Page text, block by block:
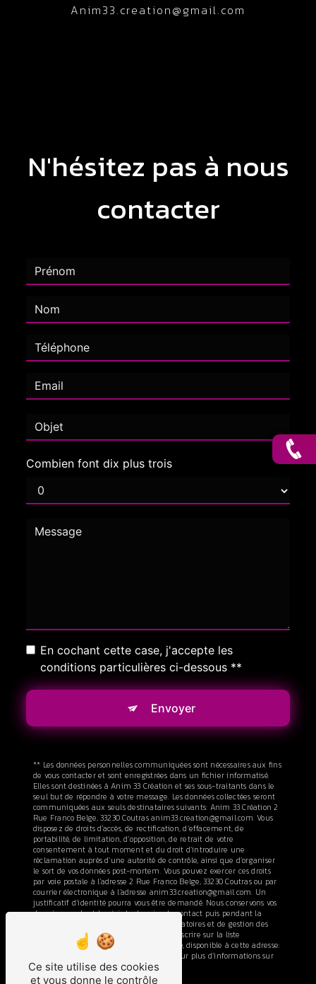
anim33.creation@gmail.com
N'hésitez pas à nous
contacter
Combien font dix plus trois
En cochant cette case, j'accepte les
conditions particulières ci-dessous **
Envoyer
** Les données personnelles communiquées sont nécessaires aux fins
de vous contacter et sont enregistrées dans un fichier informatisé.
Elles sont destinées à Anim 33 Création et ses sous-traitants dans le
seul but de répondre à votre message. Les données collectées seront
communiquées aux seuls destinataires suivants: Anim 33 Création 2
Rue Franco Belge, 33230 Coutras anim33.creation@gmail.com. Vous
disposez de droits d’accès, de rectification, d’effacement, de
portabilité, de limitation, d’opposition, de retrait de votre
consentement à tout moment et du droit d’introduire une
réclamation auprès d’une autorité de contrôle, ainsi que d’organiser
le sort de vos données post-mortem. Vous pouvez exercer ces droits
par voie postale à l'adresse 2 Rue Franco Belge, 33230 Coutras ou par
courrier électronique à l'adresse anim33.creation@gmail.com. Un
justificatif d'identité pourra vous être demandé. Nous conservons vos
données pendant la période de prise de contact puis pendant la
durée de prescription légale aux fins probatoires et de gestion des
contentieux. Vous avez le droit de vous inscrire sur la liste
d'opposition au démarchage téléphonique, disponible à cette adresse:
. Consultez le site cnil.fr pour plus d’informations sur
vos droits.
Ce site utilise des cookies
et vous donne le contrôle